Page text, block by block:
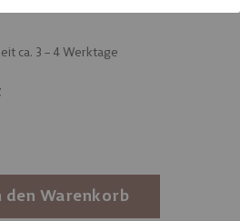
ca. 3 – 4 Werktage
den Warenkorb